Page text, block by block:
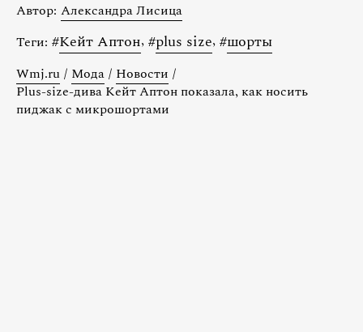
Автор: Александра Лисица
Теги: #Кейт Аптон, #plus size, #шорты
Wmj.ru / Мода / Новости /
Plus-size-дива Кейт Аптон показала, как носить
пиджак с микрошортами